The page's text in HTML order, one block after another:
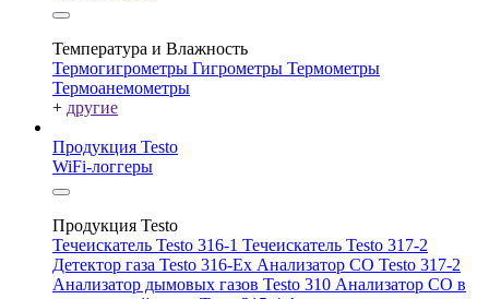
Температура и Влажность
Термогигрометры Гигрометры Термометры
Термоанемометры
+ другие
Продукция Testo
WiFi-логгеры
Продукция Testo
Течеискатель Testo 316-1 Течеискатель Testo 317-2
Детектор газа Testo 316-Ex Анализатор CO Testo 317-2
Анализатор дымовых газов Testo 310 Анализатор CO в